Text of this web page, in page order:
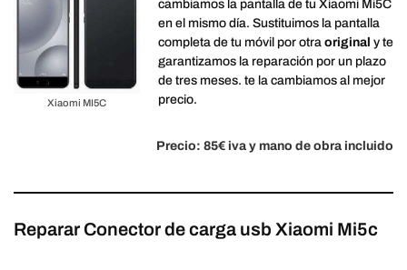
Xiaomi MI5C
cambiamos la pantalla de tu Xiaomi Mi5C
en el mismo día. Sustituimos la pantalla
completa de tu móvil por otra original y te
garantizamos la reparación por un plazo
de tres meses. te la cambiamos al mejor
precio.
Precio: 85€ iva y mano de obra incluido
Reparar Conector de carga usb Xiaomi Mi5c